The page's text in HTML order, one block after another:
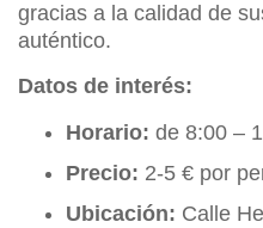
gracias a la calidad de
auténtico.
Datos de interés:
Horario: de 8:00 –
Precio: 2-5 € por
Ubicación: Calle